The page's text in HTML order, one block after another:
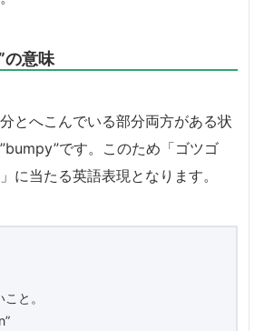
の意味
とへこんでいる部分両方がある状
です。このため「ゴツゴ
に当たる英語表現となります。
と。